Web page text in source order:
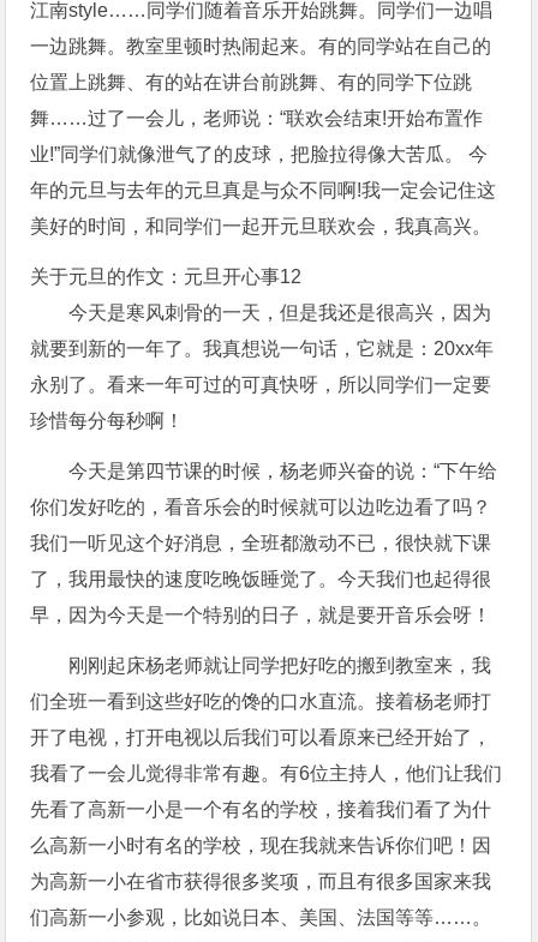
江南style……同学们随着音乐开始跳舞。同学们一边唱
一边跳舞。教室里顿时热闹起来。有的同学站在自己的
位置上跳舞、有的站在讲台前跳舞、有的同学下位跳
舞……过了一会儿，老师说：“联欢会结束!开始布置作
业!”同学们就像泄气了的皮球，把脸拉得像大苦瓜。 今
年的元旦与去年的元旦真是与众不同啊!我一定会记住这
美好的时间，和同学们一起开元旦联欢会，我真高兴。
关于元旦的作文：元旦开心事12
今天是寒风刺骨的一天，但是我还是很高兴，因为
就要到新的一年了。我真想说一句话，它就是：20xx年
永别了。看来一年可过的可真快呀，所以同学们一定要
珍惜每分每秒啊！
今天是第四节课的时候，杨老师兴奋的说：“下午给
你们发好吃的，看音乐会的时候就可以边吃边看了吗？
我们一听见这个好消息，全班都激动不已，很快就下课
了，我用最快的速度吃晚饭睡觉了。今天我们也起得很
早，因为今天是一个特别的日子，就是要开音乐会呀！
刚刚起床杨老师就让同学把好吃的搬到教室来，我
们全班一看到这些好吃的馋的口水直流。接着杨老师打
开了电视，打开电视以后我们可以看原来已经开始了，
我看了一会儿觉得非常有趣。有6位主持人，他们让我们
先看了高新一小是一个有名的学校，接着我们看了为什
么高新一小时有名的学校，现在我就来告诉你们吧！因
为高新一小在省市获得很多奖项，而且有很多国家来我
们高新一小参观，比如说日本、美国、法国等等……。